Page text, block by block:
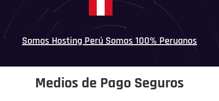
Somos Hosting Perú Somos 100% Peruanos
Medios de Pago Seguros